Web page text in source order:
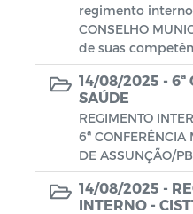
regimento
CONSELHO
de suas
14/08/2025 - 6ª
SAÚDE
REGIMENTO
6ª CONFERÊNCIA
DE ASSUNÇÃO/
14/08/2025 -
INTERNO -